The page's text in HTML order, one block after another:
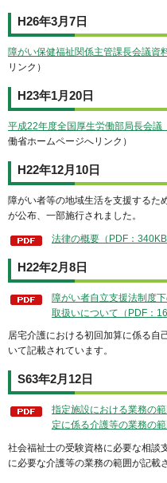
H26年3月7日
障がい保健福祉関係主管課長会議資
リンク）
H23年1月20日
平成22年度全国厚生労働部局長会議
働省ホームページへリンク）
H22年12月10日
障がい者等の地域生活を支援するた
が公布、一部施行されました。
法律の概要（PDF：340KB
H22年2月8日
障がい者自立支援法制度
取扱いについて（PDF：
居宅介護における初回加算に係る自
いて記載されています。
S63年2月12日
指定施設における業務の
定に係る介護等の業務の
社会福祉士の受験資格に必要な相談
に必要な介護等の業務の範囲が記載